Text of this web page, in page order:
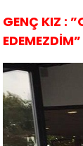
GENÇ KIZ :
EDEMEZDİM”